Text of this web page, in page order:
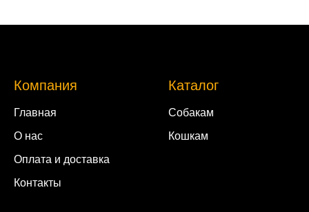
Компания
Главная
О нас
Оплата и доставка
Контакты
Каталог
Собакам
Кошкам